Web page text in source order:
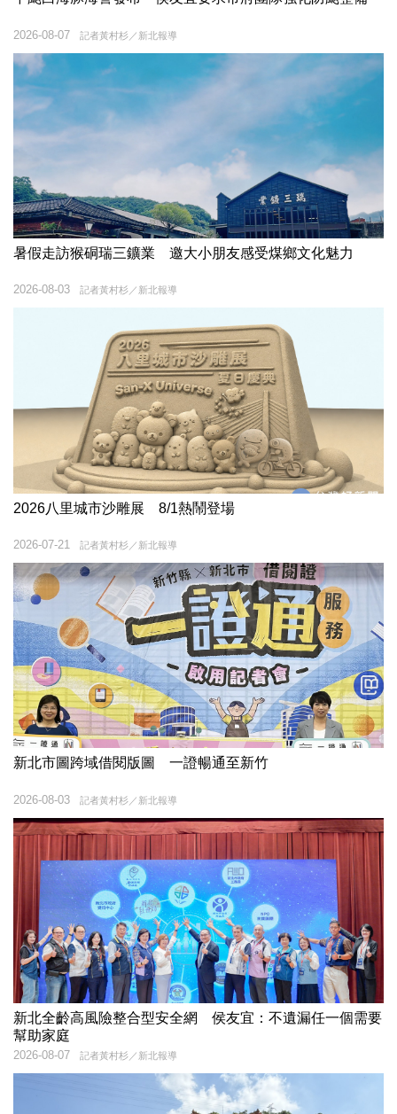
記者黃村杉／新北報導
2026-08-07
暑假走訪猴硐瑞三鑛業 邀大小朋友感受煤鄉文化魅力
記者黃村杉／新北報導
2026-08-03
2026八里城市沙雕展 8/1熱鬧登場
記者黃村杉／新北報導
2026-07-21
新北市圖跨域借閱版圖 一證暢通至新竹
記者黃村杉／新北報導
2026-08-03
新北全齡高風險整合型安全網 侯友宜：不遺漏任一個需要
幫助家庭
記者黃村杉／新北報導
2026-08-07